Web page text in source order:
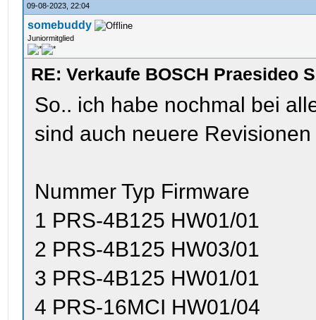
09-08-2023, 22:04
somebuddy
Juniormitglied
RE: Verkaufe BOSCH Praesideo
So.. ich habe nochmal bei
sind auch neuere
Nummer Typ Firmware
1 PRS-4B125 HW01/01
2 PRS-4B125 HW03/01
3 PRS-4B125 HW01/01
4 PRS-16MCI HW01/04